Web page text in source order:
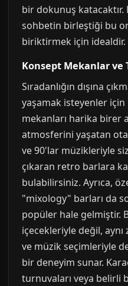
bir dokunuş
sohbetin birleştiği bu
biriktirmek için idealdir.
Konsept Mekanlar ve
Sıradanlığın dışına
yaşamak isteyenler
mekanları harika birer
atmosferini yaşatan
ve 90'lar müzikleriyle
çıkaran retro barlara
bulabilirsiniz. Ayrıca,
"mixology" barları da
popüler hale gelmiştir.
içecekleriyle değil,
ve müzik seçimleriyle
bir deneyim sunar.
turnuvaları veya belirli